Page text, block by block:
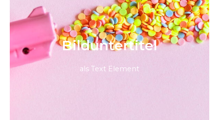
Bild­unter­titel
als Text Element